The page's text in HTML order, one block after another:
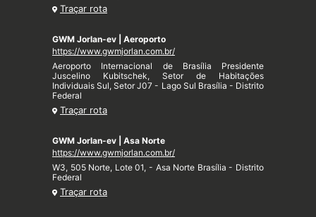
Traçar rota
GWM Jorlan-ev | Aeroporto
https://www.gwmjorlan.com.br/
Aeroporto Internacional de Brasília Presidente
Juscelino Kubitschek, Setor de Habitações
Individuais Sul, Setor J07 - Lago Sul Brasília - Distrito
Federal
Traçar rota
GWM Jorlan-ev | Asa Norte
https://www.gwmjorlan.com.br/
W3, 505 Norte, Lote 01, - Asa Norte Brasília - Distrito
Federal
Traçar rota